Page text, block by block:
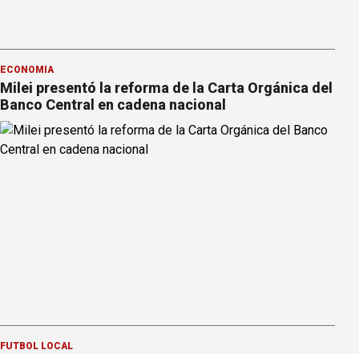
ECONOMÍA
Milei presentó la reforma de la Carta Orgánica del
Banco Central en cadena nacional
FÚTBOL LOCAL